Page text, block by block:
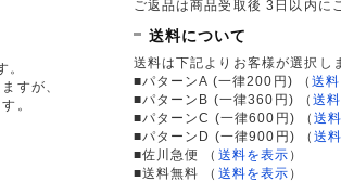
。
すが、
。
ご返品は商品受取後 3日以内に
送料について
送料は下記よりお客様が選択し
■パターンA (一律200円)
（送
■パターンB (一律360円)
（送
■パターンC (一律600円)
（送
■パターンD (一律900円)
（送
■佐川急便
（ 送料を表示 ）
■送料無料
（ 送料を表示 ）